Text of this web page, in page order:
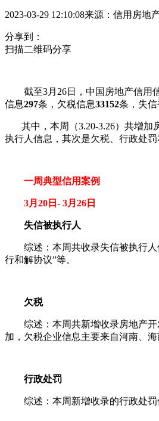
2023-03-29 12:10:08来源： 信用房地
分享到：
扫描二维码分享
截至3月26日，中国房地产信用信
信息297条，欠税信息33152条，失
其中，本周（3.20-3.26）共增加
执行人信息，其次是欠税、行政处
一周典型信用案例
3月20日- 3月26日
失信被执行人
综述：本周共收录失信被执行人信
行和解协议”等。
欠税
综述：本周共新增收录房地产开
加，欠税企业信息主要来自河南、海
行政处罚
综述：本周新增收录的行政处罚